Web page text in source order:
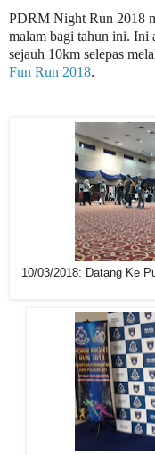
PDRM Night Run 2018
malam bagi tahun ini. Ini
sejauh 10km selepas
Fun Run 2018.
10/03/2018: Datang Ke